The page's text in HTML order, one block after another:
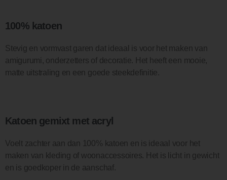
100% katoen
Stevig en vormvast garen dat ideaal is voor het maken van
amigurumi, onderzetters of decoratie. Het heeft een mooie,
matte uitstraling en een goede steekdefinitie.
Katoen gemixt met acryl
Voelt zachter aan dan 100% katoen en is ideaal voor het
maken van kleding of woonaccessoires. Het is licht in gewicht
en is goedkoper in de aanschaf.